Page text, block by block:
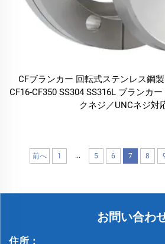
CFブランカー 回転式ステンレス鋼
CF16-CF350 SS304 SS316L ブランカ
クネジ／UNCネジ対
前へ 1 ... 5 6 7 8
お問い合わ
住所：